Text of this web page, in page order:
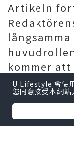
Artikeln
kommer
Dias,
rivaliteten
U Lifestyle 會使
您同意接受本網站